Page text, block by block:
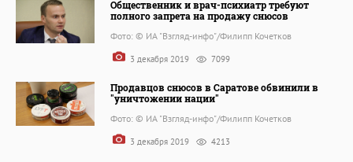
Общественник и врач-психиатр требуют
полного запрета на продажу снюсов
Фото: © ИА "Взгляд-инфо"/Филипп Кочетков
3 декабря 2019 7099
Продавцов снюсов в Саратове обвинили в
"уничтожении нации"
Фото: © ИА "Взгляд-инфо"/Филипп Кочетков
3 декабря 2019 4213